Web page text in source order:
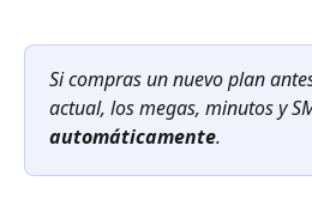
Si compras un nuevo plan
actual, los megas, minutos y
automáticamente.